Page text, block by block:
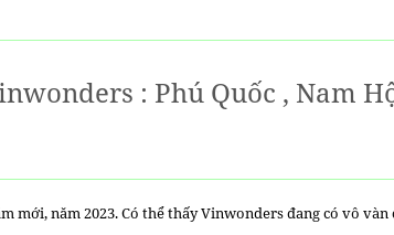
: Phú Quốc , Nam
mới, năm 2023. Có thể thấy Vinwonders đang có vô vàn